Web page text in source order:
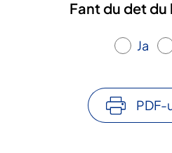
Fant du det
Ja
PDF-